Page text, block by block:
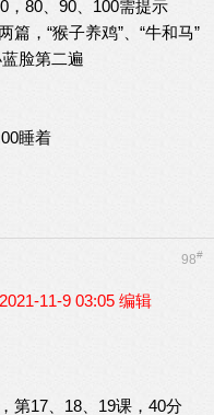
，80、90、100需提示
篇，“猴子养鸡”、“牛和马”
脸第二遍
睡着
98#
11-9 03:05 编辑
第17、18、19课，40分